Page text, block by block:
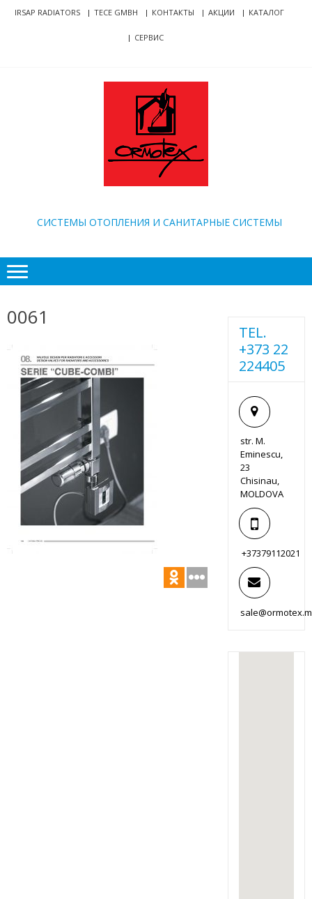
Skip
SkipIRSAP RADIATORS TECE GMBH КОНТАКТЫ АКЦИИ КАТАЛОГ
СЕРВИС
CИСТЕМЫ ОТОПЛЕНИЯ И САНИТАРНЫЕ СИСТЕМЫ
0061
TEL.
+373 22
224405
str. M.
Eminescu,
23
Chisinau,
MOLDOVA
+37379112021